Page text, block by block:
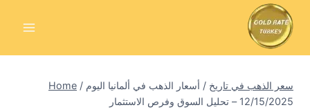
Home / سعر الذهب في تاريخ / أسعار الذهب في ألمانيا اليوم
12/15/2025 – تحليل السوق وفرص الاستثمار